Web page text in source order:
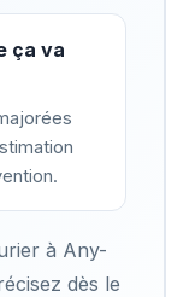
ça va
à Any-
dès le